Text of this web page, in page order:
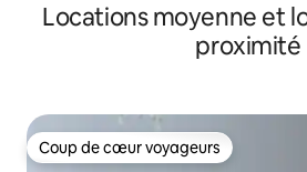
Locations moyenne et
proximité
Coup de cœur voyageurs
Coup de cœur voyageurs